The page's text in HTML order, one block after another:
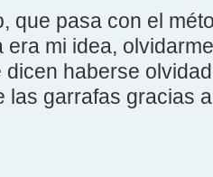
que pasa con el
era mi idea,
dicen haberse
las garrafas gracias